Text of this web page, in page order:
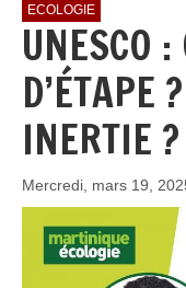
ECOLOGIE
UNESCO
D’ÉTAPE
INERTIE ?
Mercredi, mars 19,